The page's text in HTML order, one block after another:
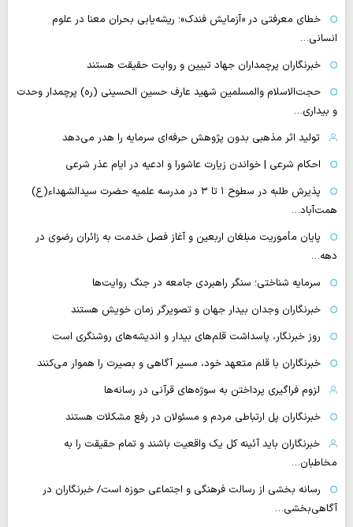
خطای معرفتی در «آزمایش فندک»؛ ریشه‌یابی بحران معنا در علوم
انسانی…
خبرنگاران پرچمداران جهاد تبیین و روایت حقیقت هستند
حجت‌الاسلام والمسلمین شهید عارف حسین الحسینی (ره) پرچمدار وحدت
و بیداری…
تولید اثر مذهبی بدون پژوهش حرفه‌ای سرمایه را هدر می‌دهد
احکام شرعی | خواندن زیارت عاشورا و ادعیه در ایام عذر شرعی
پذیرش طلبه در سطوح ۱ تا ۳ در مدرسه علمیه حضرت سیدالشهداء(ع)
همت‌آباد…
پایان مأموریت مبلغان اربعین و آغاز فصل خدمت به زائران رضوی در
دهه…
سرمایه شناختی؛ سنگر راهبردی جامعه در جنگ روایت‌ها
خبرنگاران وجدان بیدار جهان و تصویرگر زمان خویش هستند
روز خبرنگار، پاسداشت قلم‌های بیدار و اندیشه‌های روشنگری است
خبرنگاران با قلم متعهد خود، مسیر آگاهی و بصیرت را هموار می‌کنند
لزوم فراگیری پرداختن به سوژه‌های قرآنی در رسانه‌ها
خبرنگاران پل ارتباطی مردم و مسئولان در رفع مشکلات هستند
خبرنگاران باید آئینه کل یک واقعیت باشند و تمام حقیقت را به
مخاطبان…
رسانه بخشی از رسالت فرهنگی و اجتماعی حوزه است/ خبرنگاران در
آگاهی‌بخشی…